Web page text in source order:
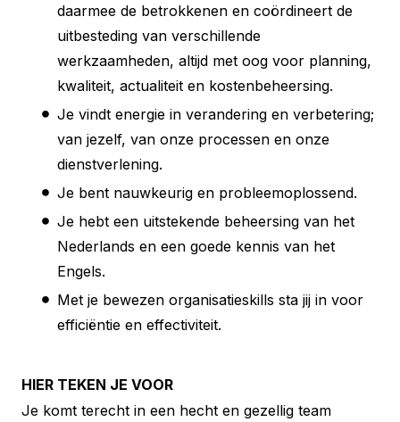
daarmee de betrokkenen en coördineert de
uitbesteding van verschillende
werkzaamheden, altijd met oog voor planning,
kwaliteit, actualiteit en kostenbeheersing.
Je vindt energie in verandering en verbetering;
van jezelf, van onze processen en onze
dienstverlening.
Je bent nauwkeurig en probleemoplossend.
Je hebt een uitstekende beheersing van het
Nederlands en een goede kennis van het
Engels.
Met je bewezen organisatieskills sta jij in voor
efficiëntie en effectiviteit.
HIER TEKEN JE VOOR
Je komt terecht in een hecht en gezellig team